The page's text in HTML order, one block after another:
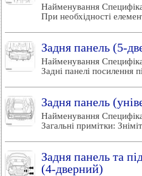
Найменування
При необхідності
Задня панель (5-
Найменування
Задні панелі посилення
Задня панель
Найменування
Загальні примітки:
Задня панель та
(4-дверний)